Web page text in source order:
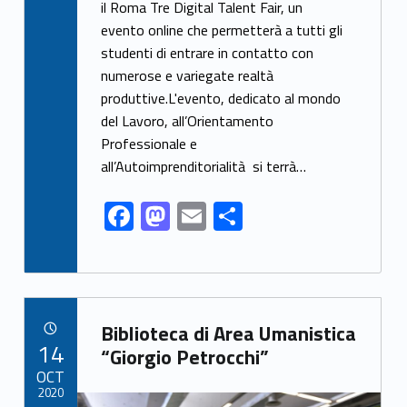
e
b
o
o
k
to
d
o
n
ai
l
ar
e
il Roma Tre Digital Talent Fair, un
evento online che permetterà a tutti gli
studenti di entrare in contatto con
numerose e variegate realtà
produttive.L'evento, dedicato al mondo
del Lavoro, all’Orientamento
Professionale e
all’Autoimprenditorialità si terrà…
F
ac
e
b
o
o
k
M
as
to
d
o
n
E
m
ai
l
S
ar
e
Link identifier archive #link-archive-80948
Biblioteca di Area Umanistica
“Giorgio Petrocchi”
Link identifier archive #link-archive-thumb-soap-36376
14
OCT
2020